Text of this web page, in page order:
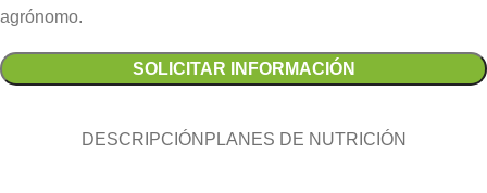
agrónomo.
SOLICITAR INFORMACIÓN
DESCRIPCIÓN PLANES DE NUTRICIÓN